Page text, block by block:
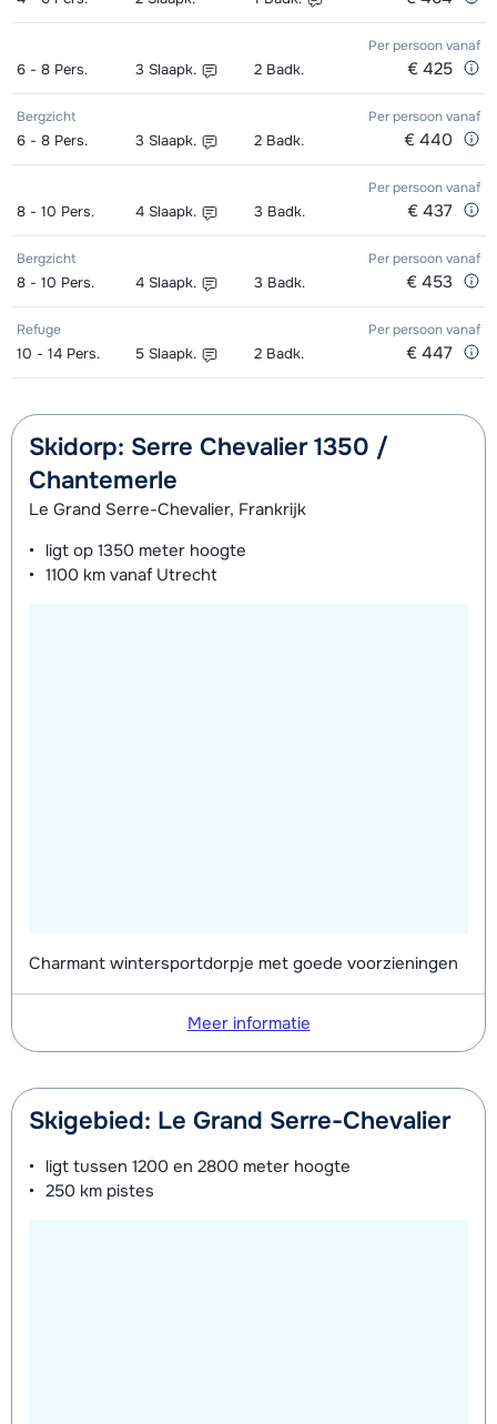
Goud (Sensation) Ski's + Stokken (8
afhankelijk
van week
dagen)
van week
Stokken (8 dagen)
afhankelijk
van week
Zilver (Evolution) Ski's + Stokken (8
afhankelijk
van week
Zilver (Evolution) Schoenen (8
dagen)
afhankelijk
van week
Toekomst (Espoir) Ski's + Schoenen
+ Stokken (8 dagen)
afhankelijk
van week
Toekomst (Espoir) Ski's + Stokken (8
dagen)
van week
dagen)
afhankelijk
van week
Mini Kid Ski's + Stokken + Schoenen
afhankelijk
Mini Kid Ski's + Stokken (8 dagen)
afhankelijk
van week
van week
Per persoonvanaf
6 - 8 Pers. 3 Slaapk. 2 Badk. € 425
Bergzicht Per persoonvanaf
6 - 8 Pers. 3 Slaapk. 2 Badk. € 440
Per persoonvanaf
8 - 10 Pers. 4 Slaapk. 3 Badk. € 437
Bergzicht Per persoonvanaf
8 - 10 Pers. 4 Slaapk. 3 Badk. € 453
Refuge Per persoonvanaf
10 - 14 Pers. 5 Slaapk. 2 Badk. € 447
Skidorp: Serre Chevalier 1350 /
Chantemerle
Le Grand Serre-Chevalier, Frankrijk
ligt op 1350 meter hoogte
1100 km vanaf Utrecht
Charmant wintersportdorpje met goede voorzieningen
Meer informatie
Skigebied: Le Grand Serre-Chevalier
ligt tussen 1200 en 2800 meter hoogte
250 km pistes